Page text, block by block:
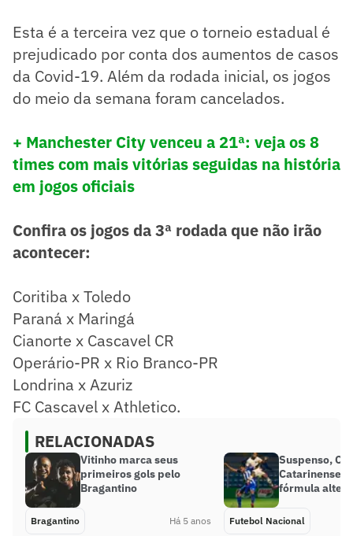
Esta é a terceira vez que o torneio estadual é
prejudicado por conta dos aumentos de casos
da Covid-19. Além da rodada inicial, os jogos
do meio da semana foram cancelados.
+ Manchester City venceu a 21ª: veja os 8
times com mais vitórias seguidas na história
em jogos oficiais
Confira os jogos da 3ª rodada que não irão
acontecer:
Coritiba x Toledo
Paraná x Maringá
Cianorte x Cascavel CR
Operário-PR x Rio Branco-PR
Londrina x Azuriz
FC Cascavel x Athletico.
RELACIONADAS
Vitinho marca seus
primeiros gols pelo
Bragantino
Bragantino Há 5 anos
Suspenso,
Catarinense
fórmula
Futebol Nacional